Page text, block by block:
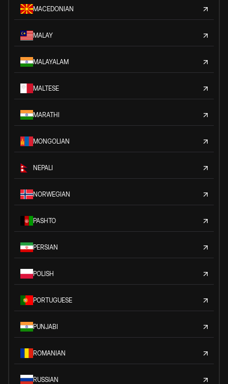
MACEDONIAN
MALAY
MALAYALAM
MALTESE
MARATHI
MONGOLIAN
NEPALI
NORWEGIAN
PASHTO
PERSIAN
POLISH
PORTUGUESE
PUNJABI
ROMANIAN
RUSSIAN